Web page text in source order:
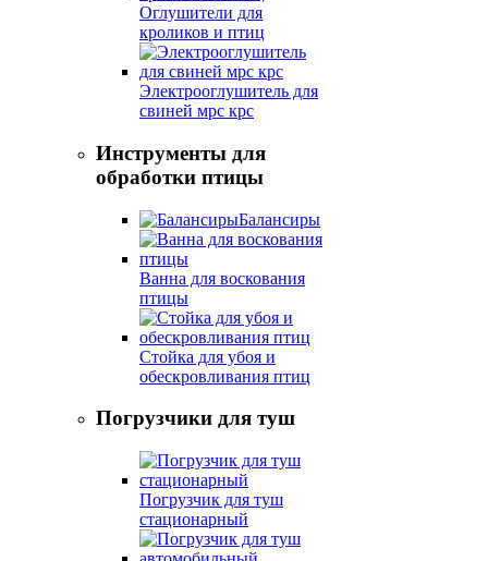
Оглушители для
кроликов и птиц
Электрооглушитель для
свиней мрс крс
Инструменты для
обработки птицы
Балансиры
Ванна для воскования
птицы
Стойка для убоя и
обескровливания птиц
Погрузчики для туш
Погрузчик для туш
стационарный